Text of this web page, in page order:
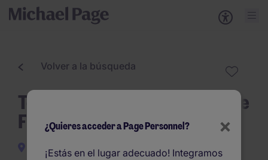
Volver a la búsqueda
Técnico Comercial Equipos de
Filtración de Aire
Castilla y León
×
¿Quieres acceder a Page Personnel?
¡Estás en el lugar adecuado! Integramos